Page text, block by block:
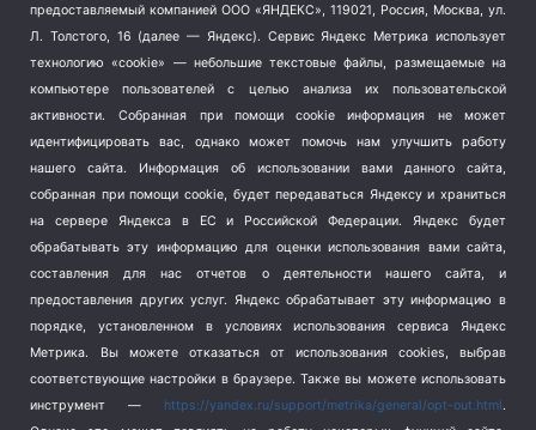
Терроризм (1)
Транспорт (262)
Туризм (178)
Флот (76)
Школа и спорт (2)
Экология (8)
Экономика (1172)
предоставляемый компанией ООО «ЯНДЕКС», 119021, Россия, Москва, ул.
Л. Толстого, 16 (далее — Яндекс). Сервис Яндекс Метрика использует
технологию «cookie» — небольшие текстовые файлы, размещаемые на
компьютере пользователей с целью анализа их пользовательской
активности.
Собранная при помощи cookie информация не может
идентифицировать вас, однако может помочь нам улучшить работу
нашего сайта. Информация об использовании вами данного сайта,
собранная при помощи cookie, будет передаваться Яндексу и храниться
на сервере Яндекса в ЕС и Российской Федерации. Яндекс будет
обрабатывать эту информацию для оценки использования вами сайта,
составления для нас отчетов о деятельности нашего сайта, и
предоставления других услуг. Яндекс обрабатывает эту информацию в
порядке, установленном в условиях использования сервиса Яндекс
Метрика.
Вы можете отказаться от использования cookies, выбрав
соответствующие настройки в браузере. Также вы можете использовать
инструмент — https://yandex.ru/support/metrika/general/opt-out.html.